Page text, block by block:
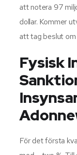
att notera 97
dollar. Kommer
att tag beslut
Fysisk
För det första